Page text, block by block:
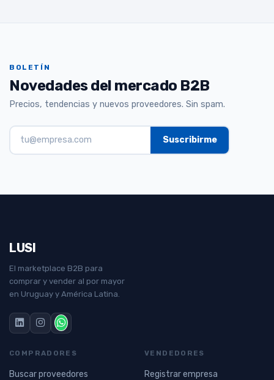
BOLETÍN
Novedades del mercado B2B
Precios, tendencias y nuevos proveedores. Sin spam.
LUSI
El marketplace B2B para
comprar y vender al por mayor
en Uruguay y América Latina.
COMPRADORES
Buscar proveedores
VENDEDORES
Registrar empresa